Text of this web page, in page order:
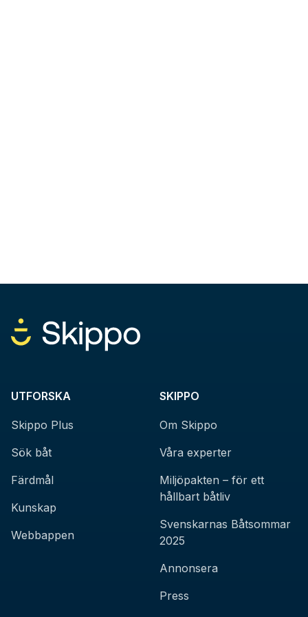
UTFORSKA
Skippo Plus
Sök båt
Färdmål
Kunskap
Webbappen
SKIPPO
Om Skippo
Våra experter
Miljöpakten – för ett
hållbart båtliv
Svenskarnas Båtsommar
2025
Annonsera
Press